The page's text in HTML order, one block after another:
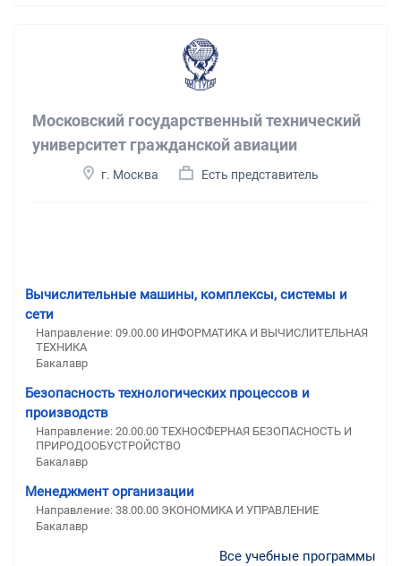
Московский государственный технический
университет гражданской авиации
г. Москва Есть представитель
Вычислительные машины, комплексы, системы и
сети
Направление: 09.00.00 ИНФОРМАТИКА И ВЫЧИСЛИТЕЛЬНАЯ
ТЕХНИКА
Бакалавр
Безопасность технологических процессов и
производств
Направление: 20.00.00 ТЕХНОСФЕРНАЯ БЕЗОПАСНОСТЬ И
ПРИРОДООБУСТРОЙСТВО
Бакалавр
Менеджмент организации
Направление: 38.00.00 ЭКОНОМИКА И УПРАВЛЕНИЕ
Бакалавр
Все учебные программы